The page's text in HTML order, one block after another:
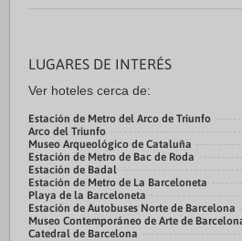
LUGARES DE INTERÉS
Ver hoteles cerca de:
Estación de Metro del Arco de Triunfo
Arco del Triunfo
Museo Arqueológico de Cataluña
Estación de Metro de Bac de Roda
Estación de Badal
Estación de Metro de La Barceloneta
Playa de la Barceloneta
Estación de Autobuses Norte de Barcelona
Museo Contemporáneo de Arte de
Catedral de Barcelona